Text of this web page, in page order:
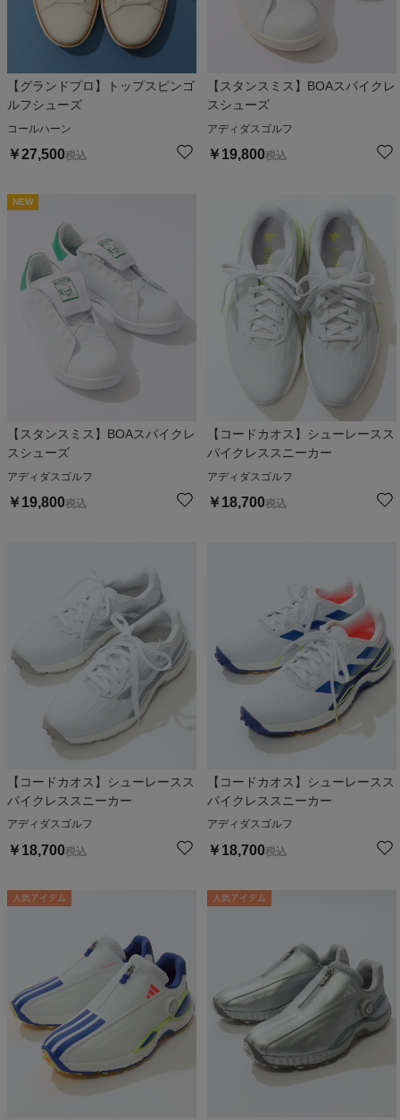
【グランドプロ】トップスピンゴ
ルフシューズ
コールハーン
￥27,500税込
【スタンスミス】BOAスパイクレ
スシューズ
アディダスゴルフ
￥ 19,800税込
NEW
【スタンスミス】BOAスパイクレ
スシューズ
アディダスゴルフ
￥ 19,800税込
【コードカオス】シューレースス
パイクレススニーカー
アディダスゴルフ
￥ 18,700税込
【コードカオス】シューレースス
パイクレススニーカー
アディダスゴルフ
￥ 18,700税込
【コードカオス】シューレースス
パイクレススニーカー
アディダスゴルフ
￥ 18,700税込
人気アイテム 人気アイテム